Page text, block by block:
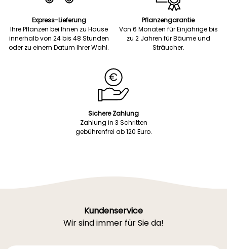
Express-Lieferung
Ihre Pflanzen bei Ihnen zu Hause
innerhalb von 24 bis 48 Stunden
oder zu einem Datum Ihrer Wahl.
Pflanzengarantie
Von 6 Monaten für Einjährige bis
zu 2 Jahren für Bäume und
Sträucher.
Sichere Zahlung
Zahlung in 3 Schritten
gebührenfrei ab 120 Euro.
Kundenservice
Wir sind immer für Sie da!